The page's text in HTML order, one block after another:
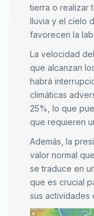
tierra o realizar
lluvia y el cielo
favorecen la
La velocidad
que alcanzan
habrá
climáticas
25%, lo que
que requieren
Además, la
valor normal
se traduce en
que es crucial
sus actividades